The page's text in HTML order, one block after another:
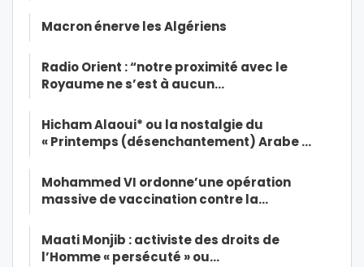
Macron énerve les Algériens
Radio Orient : “notre proximité avec le
Royaume ne s’est à aucun…
Hicham Alaoui* ou la nostalgie du
« Printemps (désenchantement) Arabe …
Mohammed VI ordonne’une opération
massive de vaccination contre la…
Maati Monjib : activiste des droits de
l’Homme « persécuté » ou…